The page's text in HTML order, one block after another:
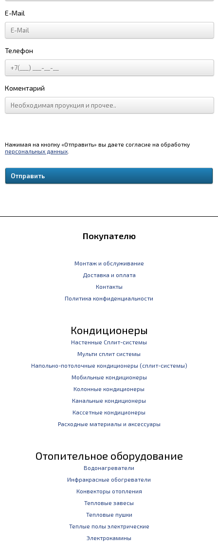
E-Mail
Телефон
Коментарий
Нажимая на кнопку «Отправить» вы даете согласие на обработку
персональных данных
Покупателю
Монтаж и обслуживание
Доставка и оплата
Контакты
Политика конфиденциальности
Кондиционеры
Настенные Сплит-системы
Мульти сплит системы
Напольно-потолочные кондиционеры (сплит-системы)
Мобильные кондиционеры
Колонные кондиционеры
Канальные кондиционеры
Кассетные кондиционеры
Расходные материалы и аксессуары
Отопительное оборудование
Водонагреватели
Инфракрасные обогреватели
Конвекторы отопления
Тепловые завесы
Тепловые пушки
Теплые полы электрические
Электрокамины